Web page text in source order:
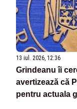
13 iul. 2026, 12:36
Grindeanu îi
avertizează că
pentru actuala